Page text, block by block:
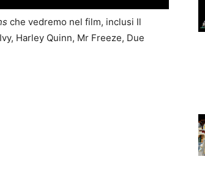
che vedremo nel film, inclusi Il
Harley Quinn, Mr Freeze, Due